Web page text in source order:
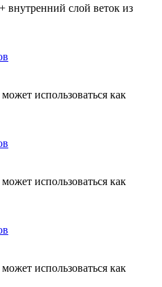
внутренний слой веток из
использоваться как
использоваться как
использоваться как